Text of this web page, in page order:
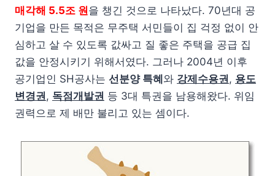
매각해 5.5조 원을 챙긴 것으로 나타났다. 70년대 공
기업을 만든 목적은 무주택 서민들이 집 걱정 없이 안
심하고 살 수 있도록 값싸고 질 좋은 주택을 공급 집
값을 안정시키기 위해서였다. 그러나 2004년 이후
공기업인 SH공사는 선분양 특혜 와 강제수용권, 용도
변경권, 독점개발권 등 3대 특권을 남용해왔다. 위임
권력으로 제 배만 불리고 있는 셈이다.